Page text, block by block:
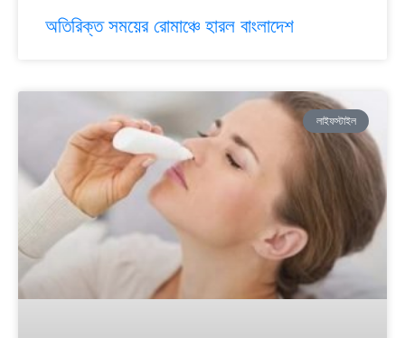
অতিরিক্ত সময়ের রোমাঞ্চে হারল বাংলাদেশ
লাইফস্টাইল